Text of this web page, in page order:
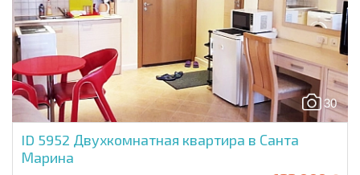
30
ID 5952 Двухкомнатная квартира в Санта
Марина